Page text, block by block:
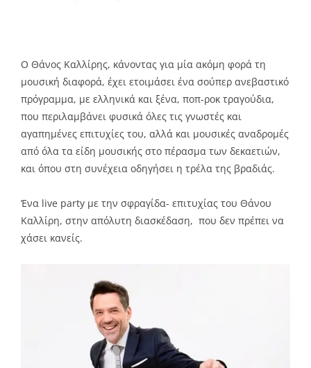
Ο Θάνος Καλλίρης, κάνοντας για μία ακόμη φορά τη
μουσική διαφορά, έχει ετοιμάσει ένα σούπερ ανεβαστικό
πρόγραμμα, με ελληνικά και ξένα, ποπ-ροκ τραγούδια,
που περιλαμβάνει φυσικά όλες τις γνωστές και
αγαπημένες επιτυχίες του, αλλά και μουσικές αναδρομές
από όλα τα είδη μουσικής στο πέρασμα των δεκαετιών,
και όπου στη συνέχεια οδηγήσει η τρέλα της βραδιάς.
Ένα live party με την σφραγίδα- επιτυχίας του Θάνου
Καλλίρη, στην απόλυτη διασκέδαση, που δεν πρέπει να
χάσει κανείς.